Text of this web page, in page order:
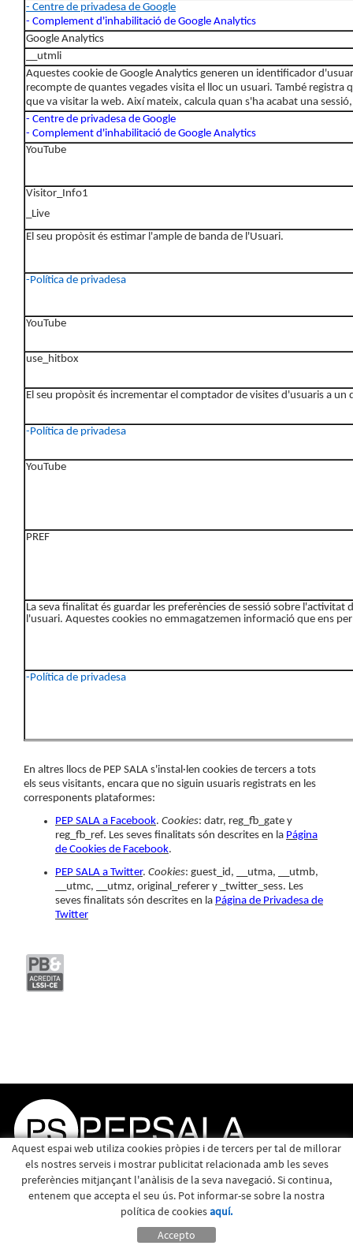
- Centre de privadesa de Google
- Complement d'inhabilitació de Google Analytics
Google Analytics
__utmli
Aquestes cookie de Google Analytics generen un identificador
recompte de quantes vegades visita el lloc un usuari. També registra
que va visitar la web. Així mateix, calcula quan s'ha acabat una
- Centre de privadesa de Google
- Complement d'inhabilitació de Google Analytics
YouTube
Visitor_Info1
_Live
El seu propòsit és estimar l'ample de banda de l'Usuari.
-Política de privadesa
YouTube
use_hitbox
El seu propòsit és incrementar el comptador de visites d'usuaris a un
-Política de privadesa
YouTube
PREF
La seva finalitat és guardar les preferències de sessió sobre l'activitat
l'usuari. Aquestes cookies no emmagatzemen informació que ens
-Política de privadesa
En altres llocs de PEP SALA s'instal·len cookies de tercers a tots
els seus visitants, encara que no siguin usuaris registrats en les
corresponents plataformes:
PEP SALA a Facebook. Cookies: datr, reg_fb_gate y
reg_fb_ref. Les seves finalitats són descrites en la Página
de Cookies de Facebook.
PEP SALA a Twitter. Cookies: guest_id, __utma, __utmb,
__utmc, __utmz, original_referer y _twitter_sess. Les
seves finalitats són descrites en la Página de Privadesa de
Twitter
Aquest espai web utiliza cookies pròpies i de tercers per tal de millorar
els nostres serveis i mostrar publicitat relacionada amb les seves
preferències mitjançant l'anàlisis de la seva navegació. Si continua,
entenem que accepta el seu ús. Pot informar-se sobre la nostra
política de cookiesaquí.
Accepto